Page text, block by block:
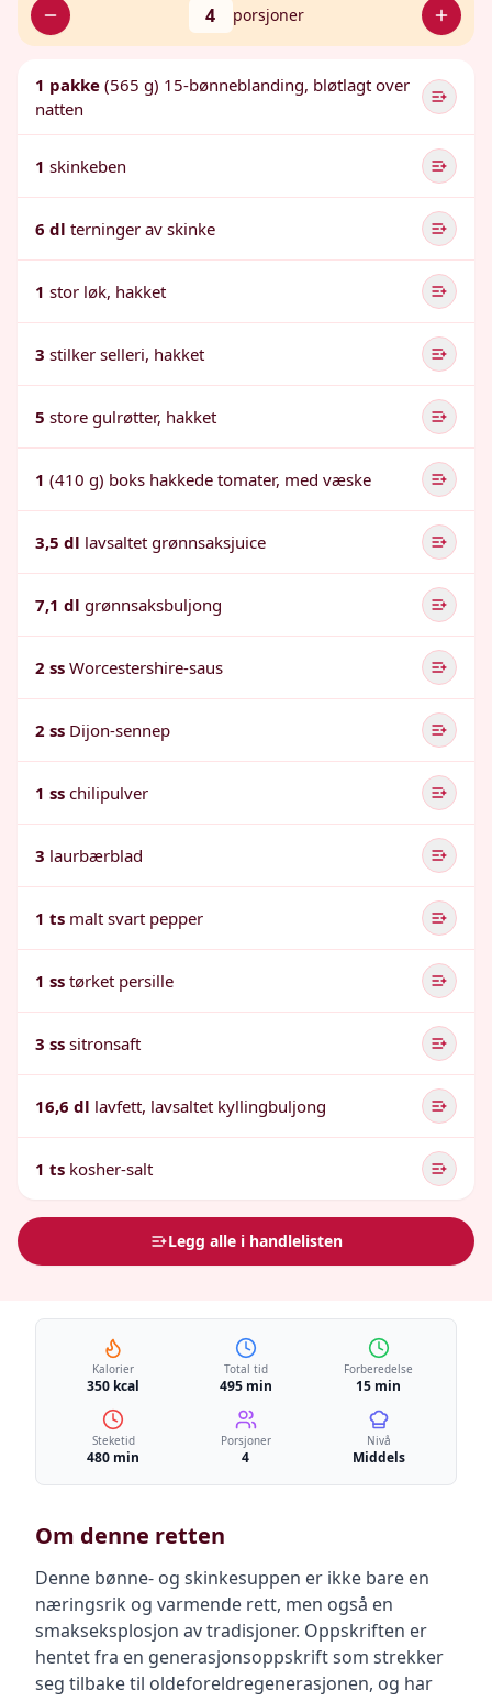
4 porsjoner
1 pakke (565 g) 15-bønneblanding, bløtlagt over
natten
1 skinkeben
6 dl terninger av skinke
1 stor løk, hakket
3 stilker selleri, hakket
5 store gulrøtter, hakket
1 (410 g) boks hakkede tomater, med væske
3,5 dl lavsaltet grønnsaksjuice
7,1 dl grønnsaksbuljong
2 ss Worcestershire-saus
2 ss Dijon-sennep
1 ss chilipulver
3 laurbærblad
1 ts malt svart pepper
1 ss tørket persille
3 ss sitronsaft
16,6 dl lavfett, lavsaltet kyllingbuljong
1 ts kosher-salt
Legg alle i handlelisten
Kalorier
350 kcal
Total tid
495 min
Forberedelse
15 min
Steketid
480 min
Porsjoner
4
Nivå
Middels
Om denne retten
Denne bønne- og skinkesuppen er ikke bare en
næringsrik og varmende rett, men også en
smakseksplosjon av tradisjoner. Oppskriften er
hentet fra en generasjonsoppskrift som strekker
seg tilbake til oldeforeldregenerasjonen, og har